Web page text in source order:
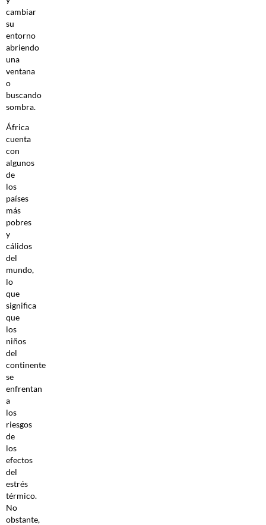
cambiar
su
entorno
abriendo
una
ventana
o
buscando
sombra.
África
cuenta
con
algunos
de
los
países
más
pobres
y
cálidos
del
mundo,
lo
que
significa
que
los
niños
del
continente
se
enfrentan
a
los
riesgos
de
los
efectos
del
estrés
térmico.
No
obstante,